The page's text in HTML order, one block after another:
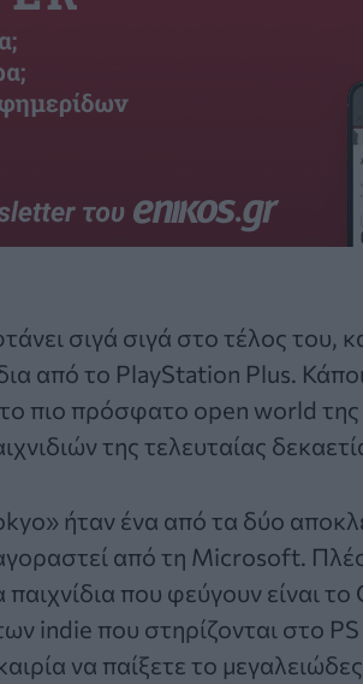
σιγά σιγά στο τέλος του,
από το PlayStation Plus.
πιο πρόσφατο open world
της τελευταίας
ήταν ένα από τα δύο
από τη Microsoft.
που φεύγουν είναι
indie που στηρίζονται στο
να παίξετε το